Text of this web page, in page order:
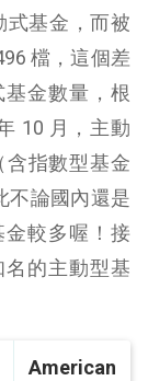
式基金，而被
檔，這個差
金數量，根
10 月，主動
指數型基金
不論國內還是
金較多喔！接
的主動型基
American